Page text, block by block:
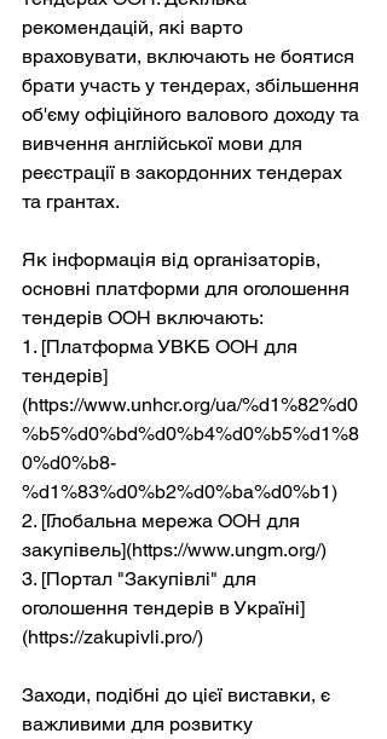
рекомендацій, які варто
враховувати, включають не боятися
брати участь у тендерах, збільшення
об'єму офіційного валового доходу та
вивчення англійської мови для
реєстрації в закордонних тендерах
та грантах.
Як інформація від організаторів,
основні платформи для оголошення
тендерів ООН включають:
1. [Платформа УВКБ ООН для
тендерів]
(https://www.unhcr.org/ua/%d1%82%d0
%b5%d0%bd%d0%b4%d0%b5%d1%8
0%d0%b8-
%d1%83%d0%b2%d0%ba%d0%b1)
2. [Глобальна мережа ООН для
закупівель](https://www.ungm.org/)
3. [Портал "Закупівлі" для
оголошення тендерів в Україні]
(https://zakupivli.pro/)
Заходи, подібні до цієї виставки, є
важливими для розвитку